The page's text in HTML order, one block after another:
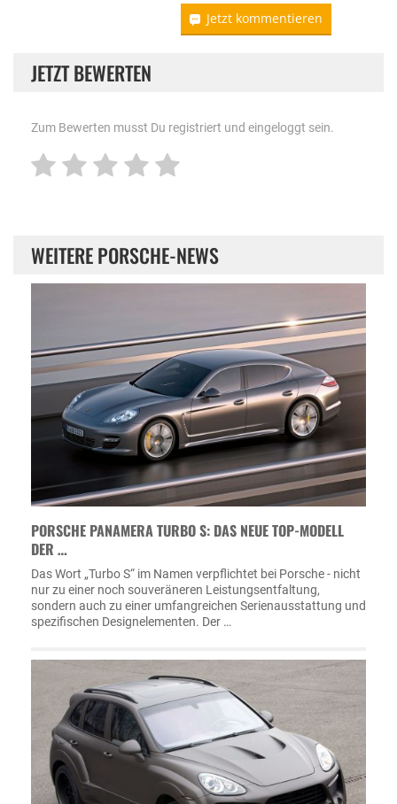
Jetzt kommentieren
JETZT BEWERTEN
Zum Bewerten musst Du registriert und eingeloggt sein.
WEITERE PORSCHE-NEWS
PORSCHE PANAMERA TURBO S: DAS NEUE TOP-MODELL
DER …
Das Wort „Turbo S“ im Namen verpflichtet bei Porsche - nicht
nur zu einer noch souveräneren Leistungsentfaltung,
sondern auch zu einer umfangreichen Serienausstattung und
spezifischen Designelementen. Der …